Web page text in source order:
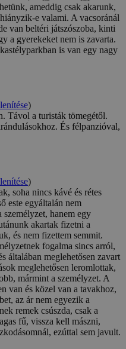
ameddig csak akarunk,
e valami. A vacsoránál
van beltéri játszószoba, kinti
a gyerekeket nem is zavarta.
is van egy nagy
)
Távol a turisták tömegétől.
És félpanzióval,
)
soha nincs kávé és rétes
este egyáltalán nem
hanem egy
akartak fizetni a
és nem fizettem semmit.
fogalma sincs arról,
általában meglehetősen zavart
meglehetősen leromlottak,
mármint a személyzet. A
van és közel van a tavakhoz,
az ár nem egyezik a
remek csúszda, csak a
fű, vissza kell mászni,
ezúttal sem javult.